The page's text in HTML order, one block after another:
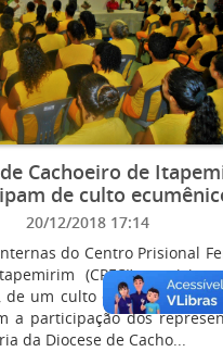
Cachoeiro de
de culto
20/12/2018 17:14
do Centro Prisional
(CPFCI)
de um culto ecumênico, na
a participação dos
da Diocese de Cacho...